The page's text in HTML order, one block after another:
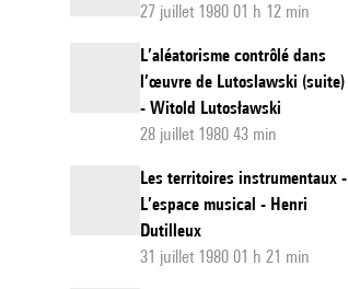
27 juillet 1980 01 h 12 min
L’aléatorisme contrôlé dans
l’œuvre de Lutoslawski (suite)
- Witold Lutosławski
28 juillet 1980 43 min
Les territoires instrumentaux -
L’espace musical - Henri
Dutilleux
31 juillet 1980 01 h 21 min